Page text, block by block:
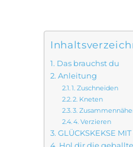
Das brauchst du
Anleitung
1. Zuschneiden
2. Kneten
3.
4. Verzieren
GLÜCKSKEKSE